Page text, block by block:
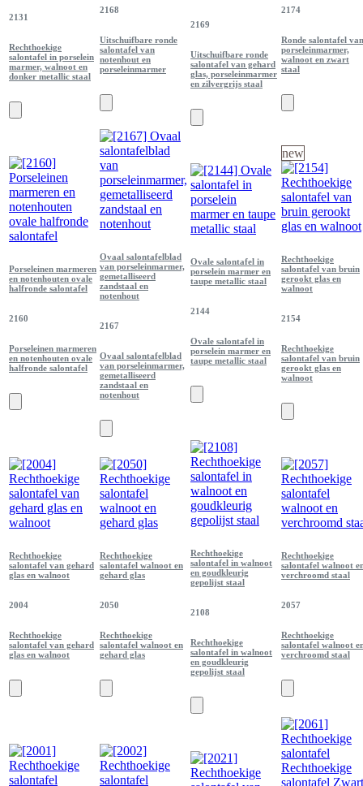
2131
Rechthoekige
salontafel in porselein
marmer, walnoot en
donker metallic staal
2168
Uitschuifbare ronde
salontafel van
notenhout en
porseleinmarmer
2169
Uitschuifbare ronde
salontafel van gehard
glas, porseleinmarmer
en zilvergrijs staal
2174
Ronde salontafel van
porseleinmarmer,
walnoot en zwart
staal
Porseleinen marmeren
en notenhouten ovale
halfronde salontafel
2160
Porseleinen marmeren
en notenhouten ovale
halfronde salontafel
Ovaal salontafelblad
van porseleinmarmer,
gemetalliseerd
zandstaal en
notenhout
2167
Ovaal salontafelblad
van porseleinmarmer,
gemetalliseerd
zandstaal en
notenhout
Ovale salontafel in
porselein marmer en
taupe metallic staal
2144
Ovale salontafel in
porselein marmer en
taupe metallic staal
new
Rechthoekige
salontafel van bruin
gerookt glas en
walnoot
2154
Rechthoekige
salontafel van bruin
gerookt glas en
walnoot
Rechthoekige
salontafel van gehard
glas en walnoot
2004
Rechthoekige
salontafel van gehard
glas en walnoot
Rechthoekige
salontafel walnoot en
gehard glas
2050
Rechthoekige
salontafel walnoot en
gehard glas
Rechthoekige
salontafel in walnoot
en goudkleurig
gepolijst staal
2108
Rechthoekige
salontafel in walnoot
en goudkleurig
gepolijst staal
Rechthoekige
salontafel walnoot
verchroomd staal
2057
Rechthoekige
salontafel walnoot
verchroomd staal